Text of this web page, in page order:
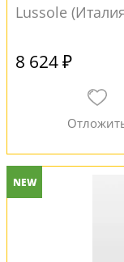
Lussole
8 624 ₽
NEW